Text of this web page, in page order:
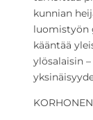
kunnian
luomistyön
kääntää
ylösalaisin
KORHONEN